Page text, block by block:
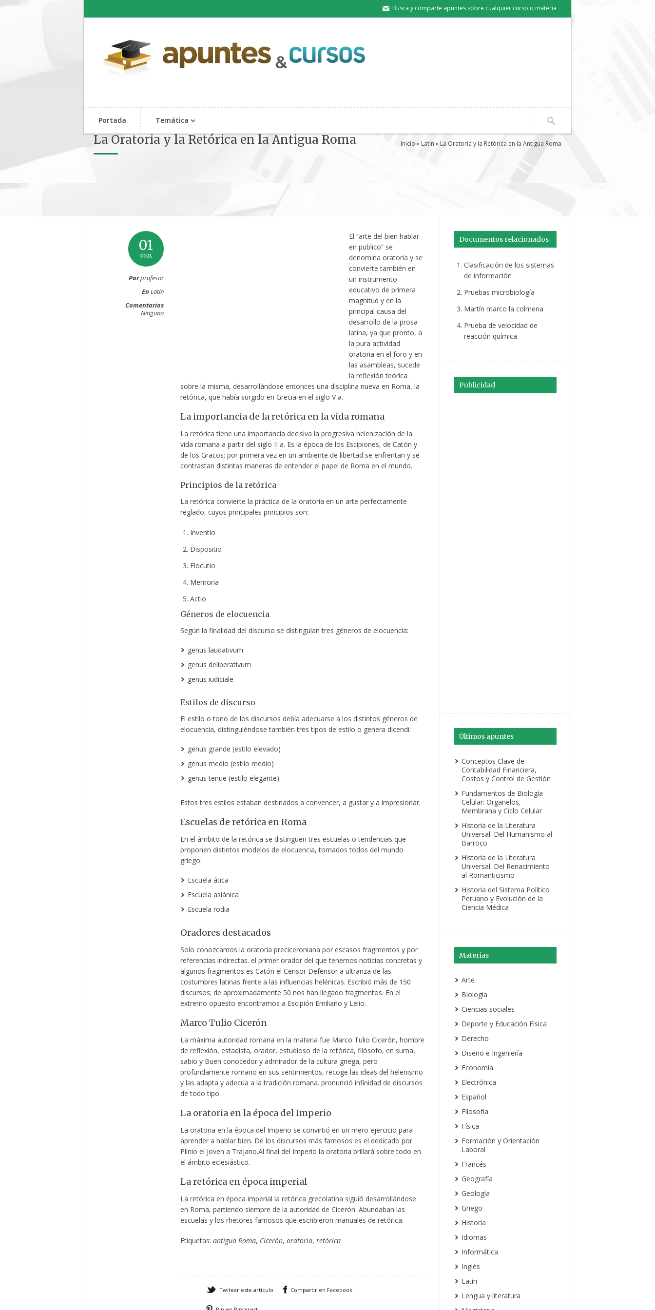
Busca y comparte apuntes sobre cualquier curso o materia
Portada Temática
La Oratoria y la Retórica en la Antigua Roma Inicio » Latín » La Oratoria y la Retórica en la Antigua Roma
01
FEB
Porprofesor
EnLatín
Comentarios
Ninguno
El “arte del bien hablar
en publico” se
denomina oratoria y se
convierte también en
un instrumento
educativo de primera
magnitud y en la
principal causa del
desarrollo de la prosa
latina, ya que pronto, a
la pura actividad
oratoria en el foro y en
las asambleas, sucede
la reflexión teórica
sobre la misma, desarrollándose entonces una disciplina nueva en Roma, la
retórica, que había surgido en Grecia en el siglo V a.
La importancia de la retórica en la vida romana
La retórica tiene una importancia decisiva la progresiva helenización de la
vida romana a partir del siglo II a. Es la época de los Escipiones, de Catón y
de los Gracos; por primera vez en un ambiente de libertad se enfrentan y se
contrastan distintas maneras de entender el papel de Roma en el mundo.
Principios de la retórica
La retórica convierte la práctica de la oratoria en un arte perfectamente
reglado, cuyos principales principios son:
Inventio
Dispositio
Elocutio
Memoria
Actio
Géneros de elocuencia
Según la finalidad del discurso se distinguían tres géneros de elocuencia:
genus laudativum
genus deliberativum
genus iudiciale
Estilos de discurso
El estilo o tono de los discursos debía adecuarse a los distintos géneros de
elocuencia, distinguiéndose también tres tipos de estilo o genera dicendi:
genus grande (estilo elevado)
genus medio (estilo medio)
genus tenue (estilo elegante)
Estos tres estilos estaban destinados a convencer, a gustar y a impresionar.
Escuelas de retórica en Roma
En el ámbito de la retórica se distinguen tres escuelas o tendencias que
proponen distintos modelos de elocuencia, tomados todos del mundo
griego:
Escuela ática
Escuela asiánica
Escuela rodia
Oradores destacados
Solo conozcamos la oratoria preciceroniana por escasos fragmentos y por
referencias indirectas. el primer orador del que tenemos noticias concretas y
algunos fragmentos es Catón el Censor Defensor a ultranza de las
costumbres latinas frente a las influencias helénicas. Escribió más de 150
discursos; de aproximadamente 50 nos han llegado fragmentos. En el
extremo opuesto encontramos a Escipión Emiliano y Lelio.
Marco Tulio Cicerón
La máxima autoridad romana en la materia fue Marco Tulio Cicerón, hombre
de reflexión, estadista, orador, estudioso de la retórica, filósofo, en suma,
sabio y Buen conocedor y admirador de la cultura griega, pero
profundamente romano en sus sentimientos, recoge las ideas del helenismo
y las adapta y adecua a la tradición romana. pronunció infinidad de discursos
de todo tipo.
La oratoria en la época del Imperio
La oratoria en la época del Imperio se convirtió en un mero ejercicio para
aprender a hablar bien. De los discursos más famosos es el dedicado por
Plinio el Joven a Trajano.Al final del Imperio la oratoria brillará sobre todo en
el ámbito eclesiástico.
La retórica en época imperial
La retórica en época imperial la retórica grecolatina siguió desarrollándose
en Roma, partiendo siempre de la autoridad de Cicerón. Abundaban las
escuelas y los rhetores famosos que escribieron manuales de retórica.
Etiquetas: antigua Roma, Cicerón, oratoria, retórica
Twitear este artículo Compartir en Facebook
Documentos relacionados
Clasificación de los sistemas
de información
Pruebas microbiología
Martín marco la colmena
Prueba de velocidad de
reacción química
Publicidad
Últimos apuntes
Conceptos Clave de
Contabilidad Financiera,
Costos y Control de Gestión
Fundamentos de Biología
Celular: Organelos,
Membrana y Ciclo Celular
Historia de la Literatura
Universal: Del Humanismo al
Barroco
Historia de la Literatura
Universal: Del Renacimiento
al Romanticismo
Historia del Sistema Político
Peruano y Evolución de la
Ciencia Médica
Materias
Arte
Biología
Ciencias sociales
Deporte y Educación Física
Derecho
Diseño e Ingeniería
Economía
Electrónica
Español
Filosofía
Física
Formación y Orientación
Laboral
Francés
Geografía
Geología
Griego
Historia
Idiomas
Informática
Inglés
Latín
Lengua y literatura